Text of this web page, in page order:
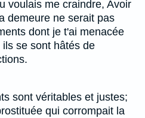
voulais me craindre, Avoir
demeure ne serait pas
dont je t'ai menacée
se sont hâtés de
sont véritables et justes;
qui corrompait la